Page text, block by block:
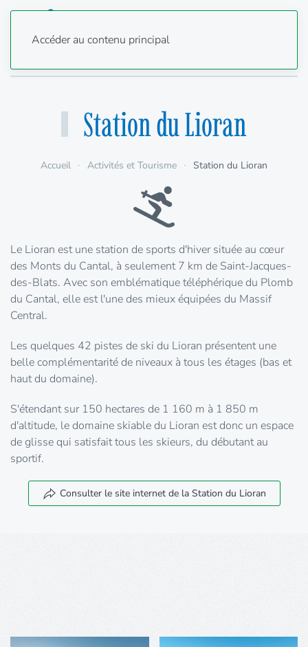
Accéder au contenu principal
Station du Lioran
Accueil Activités et Tourisme Station du Lioran
Le Lioran est une station de sports d'hiver située au cœur
des Monts du Cantal, à seulement 7 km de Saint-Jacques-
des-Blats. Avec son emblématique téléphérique du Plomb
du Cantal, elle est l'une des mieux équipées du Massif
Central.
Les quelques 42 pistes de ski du Lioran présentent une
belle complémentarité de niveaux à tous les étages (bas et
haut du domaine).
S'étendant sur 150 hectares de 1 160 m à 1 850 m
d'altitude, le domaine skiable du Lioran est donc un espace
de glisse qui satisfait tous les skieurs, du débutant au
sportif.
Consulter le site internet de la Station du Lioran